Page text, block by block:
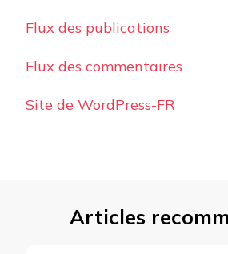
Flux des publications
Flux des commentaires
Site de WordPress-FR
Articles